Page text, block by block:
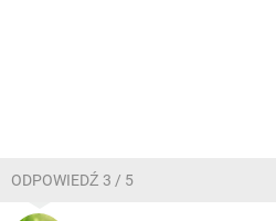
ODPOWIEDŹ 3 / 5